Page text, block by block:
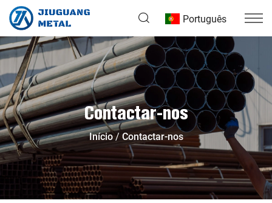
Português
Contactar-nos
Início Contactar-nos